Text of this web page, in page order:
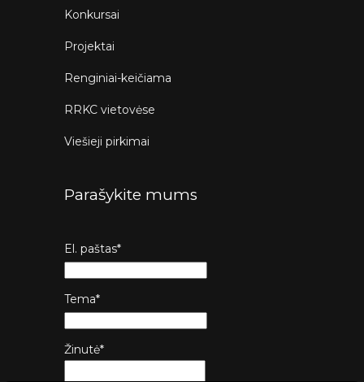
Konkursai
Projektai
Renginiai-keičiama
RRKC vietovėse
Viešieji pirkimai
Parašykite mums
El. paštas*
Tema*
Žinutė*